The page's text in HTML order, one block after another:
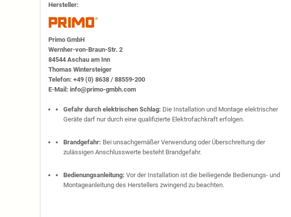
Hersteller:
Primo GmbH
Wernher-von-Braun-Str. 2
84544 Aschau am Inn
Thomas Wintersteiger
Telefon: +49 (0) 8638 / 88559-200
E-Mail: info@primo-gmbh.com
Gefahr durch elektrischen Schlag: Die Installation und Montage elektrischer
Geräte darf nur durch eine qualifizierte Elektrofachkraft erfolgen.
Brandgefahr: Bei unsachgemäßer Verwendung oder Überschreitung der
zulässigen Anschlusswerte besteht Brandgefahr.
Bedienungsanleitung: Vor der Installation ist die beiliegende Bedienungs- und
Montageanleitung des Herstellers zwingend zu beachten.